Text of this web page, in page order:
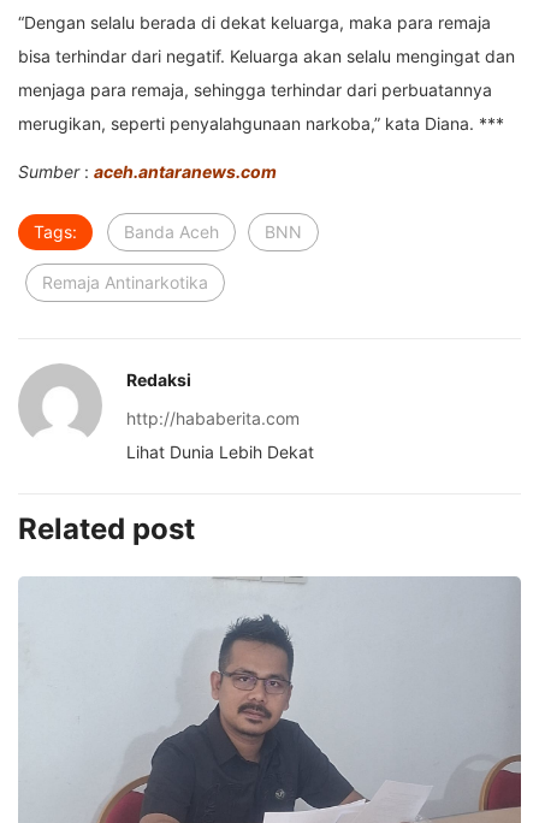
“Dengan selalu berada di dekat keluarga, maka para remaja
bisa terhindar dari negatif. Keluarga akan selalu mengingat dan
menjaga para remaja, sehingga terhindar dari perbuatannya
merugikan, seperti penyalahgunaan narkoba,” kata Diana. ***
Sumber: aceh.antaranews.com
Tags: Banda Aceh BNN
Remaja Antinarkotika
Redaksi
http://hababerita.com
Lihat Dunia Lebih Dekat
Related post